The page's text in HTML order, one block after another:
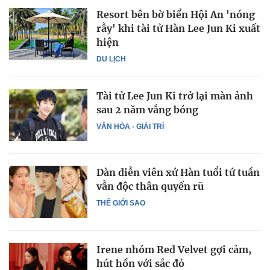
DU LỊCH
Resort bên bờ biển Hội An 'nóng
rẫy' khi tài tử Hàn Lee Jun Ki xuất
hiện
VĂN HÓA - GIẢI TRÍ
Tài tử Lee Jun Ki trở lại màn ảnh
sau 2 năm vắng bóng
THẾ GIỚI SAO
Dàn diễn viên xứ Hàn tuổi tứ tuần
vẫn độc thân quyến rũ
Irene nhóm Red Velvet gợi cảm,
hút hồn với sắc đỏ